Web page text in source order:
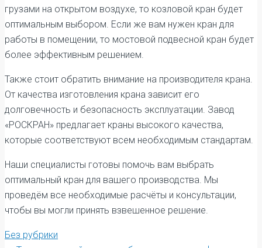
грузами на открытом воздухе, то козловой кран будет
оптимальным выбором. Если же вам нужен кран для
работы в помещении, то мостовой подвесной кран будет
более эффективным решением.
Также стоит обратить внимание на производителя крана.
От качества изготовления крана зависит его
долговечность и безопасность эксплуатации. Завод
«РОСКРАН» предлагает краны высокого качества,
которые соответствуют всем необходимым стандартам.
Наши специалисты готовы помочь вам выбрать
оптимальный кран для вашего производства. Мы
проведём все необходимые расчёты и консультации,
чтобы вы могли принять взвешенное решение.
Без рубрики